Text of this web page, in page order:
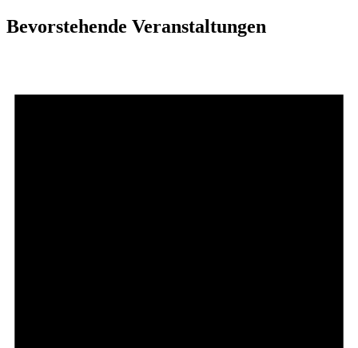
Bevorstehende Veranstaltungen